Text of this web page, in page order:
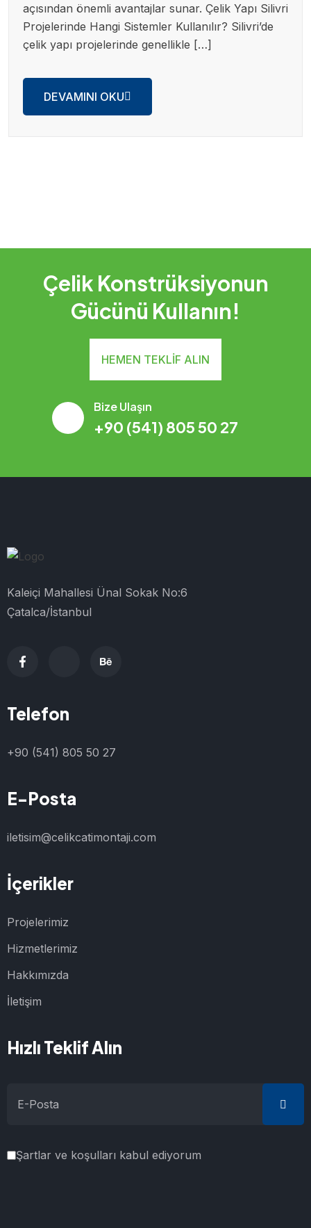
açısından önemli avantajlar sunar. Çelik Yapı Silivri
Projelerinde Hangi Sistemler Kullanılır? Silivri’de
çelik yapı projelerinde genellikle […]
DEVAMINI OKU
Çelik Konstrüksiyonun
Gücünü Kullanın!
HEMEN TEKLIF ALIN
Bize Ulaşın
+90 (541) 805 50 27
Kaleiçi Mahallesi Ünal Sokak No:6
Çatalca/İstanbul
Telefon
+90 (541) 805 50 27
E-Posta
iletisim@celikcatimontaji.com
İçerikler
Projelerimiz
Hizmetlerimiz
Hakkımızda
İletişim
Hızlı Teklif Alın
Şartlar ve koşulları kabul ediyorum